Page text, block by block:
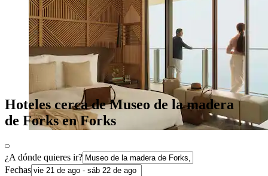
Hoteles cerca de Museo de la madera
de Forks en Forks
¿A dónde quieres ir?
Fechas